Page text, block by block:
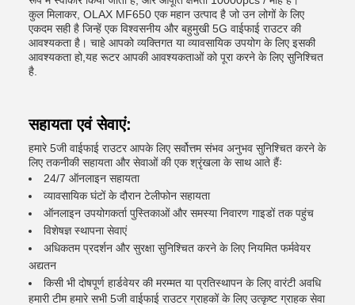
कुल मिलाकर, OLAX MF650 एक महान उत्पाद है जो उन लोगों के लिए
एकदम सही है जिन्हें एक विश्वसनीय और बहुमुखी 5G वाईफाई राउटर की
आवश्यकता है। चाहे आपको व्यक्तिगत या व्यावसायिक उपयोग के लिए इसकी
आवश्यकता हो,यह रूटर आपकी आवश्यकताओं को पूरा करने के लिए सुनिश्चित
है.
सहायता एवं सेवाएं:
हमारे 5जी वाईफाई राउटर आपके लिए सर्वोत्तम संभव अनुभव सुनिश्चित करने के
लिए तकनीकी सहायता और सेवाओं की एक श्रृंखला के साथ आते हैंः
24/7 ऑनलाइन सहायता
व्यावसायिक घंटों के दौरान टेलीफोन सहायता
ऑनलाइन उपयोगकर्ता पुस्तिकाओं और समस्या निवारण गाइडों तक पहुंच
विशेषज्ञ स्थापना सेवाएं
अधिकतम प्रदर्शन और सुरक्षा सुनिश्चित करने के लिए नियमित फर्मवेयर
अद्यतन
किसी भी दोषपूर्ण हार्डवेयर की मरम्मत या प्रतिस्थापन के लिए वारंटी अवधि
हमारी टीम हमारे सभी 5जी वाईफाई राउटर ग्राहकों के लिए उत्कृष्ट ग्राहक सेवा